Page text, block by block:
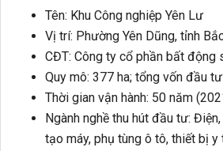
Tên: Khu Công nghiệp Yên Lư
Vị trí: Phường Yên Dũng, tỉnh
CĐT: Công ty cổ phần bất động
Quy mô: 377 ha; tổng vốn đầu
Thời gian vận hành: 50 năm
Ngành nghề thu hút đầu tư:
tạo máy, phụ tùng ô tô, thiết bị